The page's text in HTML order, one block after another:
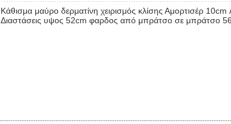
Κάθισμα μαύρο δερματίνη χειρισμός κλίσης Αμορτισέρ
Διαστάσεις υψος 52cm φαρδος από μπράτσο σε μπράτσο